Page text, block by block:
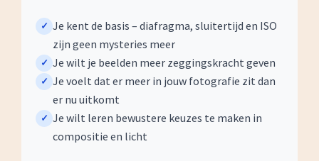
Je kent de basis – diafragma, sluitertijd en ISO
zijn geen mysteries meer
Je wilt je beelden meer zeggingskracht geven
Je voelt dat er meer in jouw fotografie zit dan
er nu uitkomt
Je wilt leren bewustere keuzes te maken in
compositie en licht